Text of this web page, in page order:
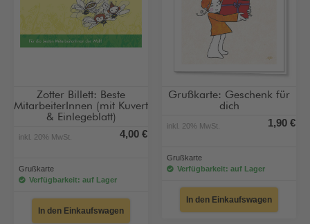
Zotter Billett: Beste
MitarbeiterInnen (mit Kuvert
& Einlegeblatt)
inkl. 20% MwSt. 4,00 €
Grußkarte
Verfügbarkeit: auf Lager
In den Einkaufswagen
Grußkarte: Geschenk für
dich
inkl. 20% MwSt. 1,90 €
Grußkarte
Verfügbarkeit: auf Lager
In den Einkaufswagen